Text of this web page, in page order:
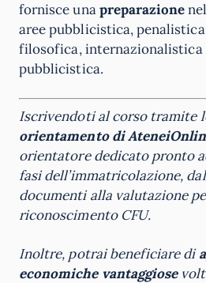
fornisce unapreparazione
aree pubblicistica,
filosofica, internazionalistica
pubblicistica.
Iscrivendoti al corso tramite
orientamento di
orientatore dedicato pronto
fasi dell’immatricolazione,
documenti alla valutazione
riconoscimento CFU.
Inoltre, potrai beneficiare di
economiche vantaggiose